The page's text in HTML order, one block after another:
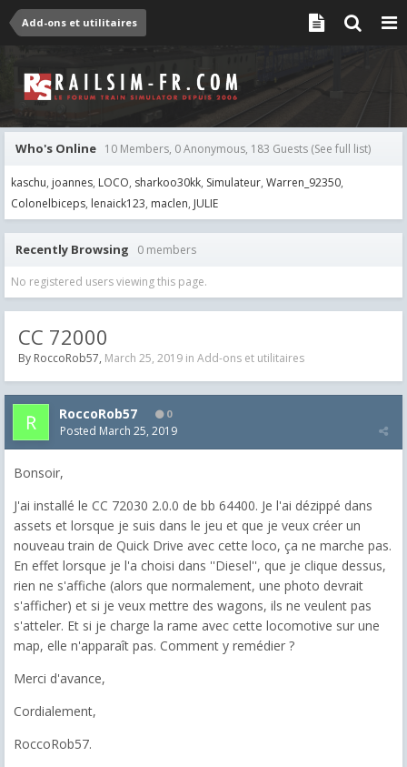
Add-ons et utilitaires
Who's Online 10 Members, 0 Anonymous, 183 Guests (See full list)
kaschu joannes LOCO sharkoo30kk Simulateur Warren_92350
Colonelbiceps lenaick123 maclen JULIE
Recently Browsing 0 members
No registered users viewing this page.
CC 72000
By RoccoRob57, March 25, 2019 in Add-ons et utilitaires
RoccoRob57 0
Posted March 25, 2019
Bonsoir,
J'ai installé le CC 72030 2.0.0 de bb 64400. Je l'ai dézippé dans
assets et lorsque je suis dans le jeu et que je veux créer un
nouveau train de Quick Drive avec cette loco, ça ne marche pas.
En effet lorsque je l'a choisi dans ''Diesel'', que je clique dessus,
rien ne s'affiche (alors que normalement, une photo devrait
s'afficher) et si je veux mettre des wagons, ils ne veulent pas
s'atteler. Et si je charge la rame avec cette locomotive sur une
map, elle n'apparaît pas. Comment y remédier ?
Merci d'avance,
Cordialement,
RoccoRob57.